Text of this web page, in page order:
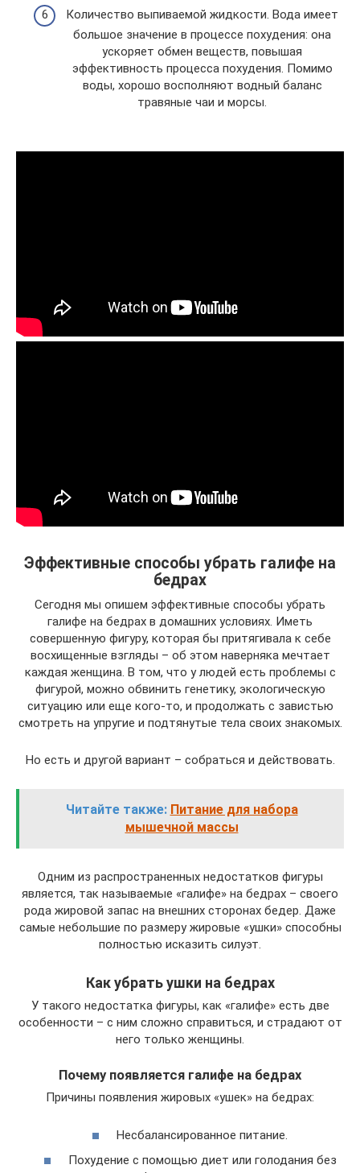
Количество выпиваемой жидкости. Вода имеет
большое значение в процессе похудения: она
ускоряет обмен веществ, повышая
эффективность процесса похудения. Помимо
воды, хорошо восполняют водный баланс
травяные чаи и морсы.
Эффективные способы убрать галифе на
бедрах
Сегодня мы опишем эффективные способы убрать
галифе на бедрах в домашних условиях. Иметь
совершенную фигуру, которая бы притягивала к себе
восхищенные взгляды – об этом наверняка мечтает
каждая женщина. В том, что у людей есть проблемы с
фигурой, можно обвинить генетику, экологическую
ситуацию или еще кого-то, и продолжать с завистью
смотреть на упругие и подтянутые тела своих знакомых.
Но есть и другой вариант – собраться и действовать.
Читайте также: Питание для набора
мышечной массы
Одним из распространенных недостатков фигуры
является, так называемые «галифе» на бедрах – своего
рода жировой запас на внешних сторонах бедер. Даже
самые небольшие по размеру жировые «ушки» способны
полностью исказить силуэт.
Как убрать ушки на бедрах
У такого недостатка фигуры, как «галифе» есть две
особенности – с ним сложно справиться, и страдают от
него только женщины.
Почему появляется галифе на бедрах
Причины появления жировых «ушек» на бедрах:
Несбалансированное питание.
Похудение с помощью диет или голодания без